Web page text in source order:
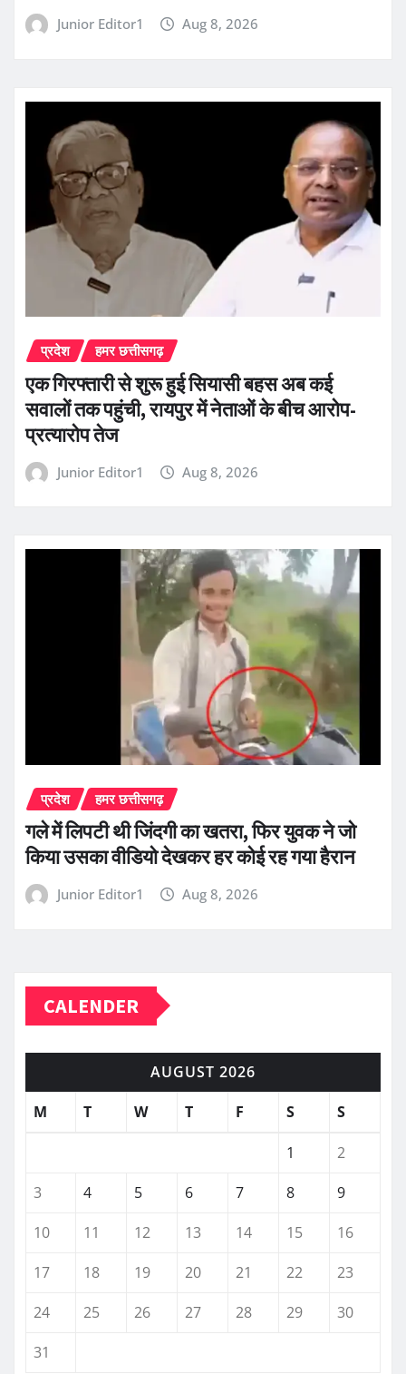
Junior Editor1 Aug 8, 2026
प्रदेश हमर छत्तीसगढ़
एक गिरफ्तारी से शुरू हुई सियासी बहस अब कई
सवालों तक पहुंची, रायपुर में नेताओं के बीच आरोप-
प्रत्यारोप तेज
Junior Editor1 Aug 8, 2026
प्रदेश हमर छत्तीसगढ़
गले में लिपटी थी जिंदगी का खतरा, फिर युवक ने जो
किया उसका वीडियो देखकर हर कोई रह गया हैरान
Junior Editor1 Aug 8, 2026
CALENDER
AUGUST 2026
M
T W T F S S
1
2
3
4 5 6 7 8
9
10
11 12 13 14 15
16
17
18 19 20 21 22
23
24
25 26 27 28 29
30
31